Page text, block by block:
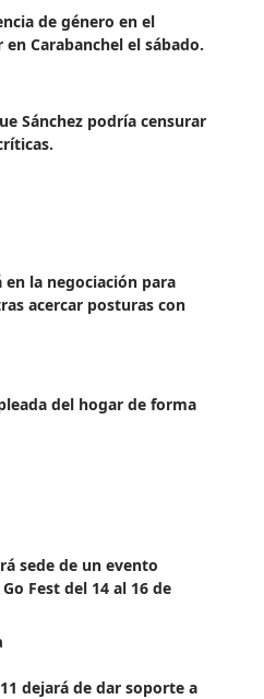
de género en el
Carabanchel el sábado.
Sánchez podría censurar
en la negociación para
acercar posturas con
del hogar de forma
sede de un evento
Fest del 14 al 16 de
dejará de dar soporte a